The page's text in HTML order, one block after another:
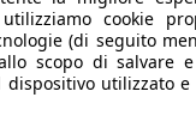
cookie
(di seguito
allo scopo di salvare
dispositivo utilizzato